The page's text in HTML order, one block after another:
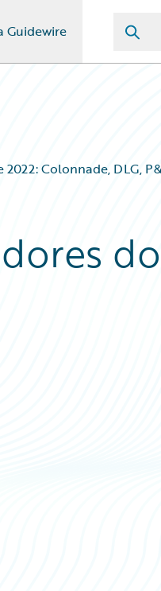
Guidewire
Colonnade, DLG,
do